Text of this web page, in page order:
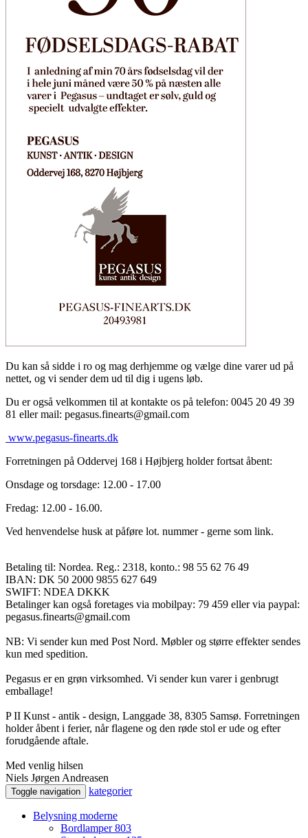
Du kan så sidde i ro og mag derhjemme og vælge dine varer ud på
nettet, og vi sender dem ud til dig i ugens løb.
Du er også velkommen til at kontakte os på telefon: 0045 20 49 39
81 eller mail: pegasus.finearts@gmail.com
www.pegasus-finearts.dk
Forretningen på Oddervej 168 i Højbjerg holder fortsat åbent:
Onsdage og torsdage: 12.00 - 17.00
Fredag: 12.00 - 16.00.
Ved henvendelse husk at påføre lot. nummer - gerne som link.
Betaling til: Nordea. Reg.: 2318, konto.: 98 55 62 76 49
IBAN: DK 50 2000 9855 627 649
SWIFT: NDEA DKKK
Betalinger kan også foretages via mobilpay: 79 459 eller via paypal:
pegasus.finearts@gmail.com
NB: Vi sender kun med Post Nord. Møbler og større effekter sendes
kun med spedition.
Pegasus er en grøn virksomhed. Vi sender kun varer i genbrugt
emballage!
P II Kunst - antik - design, Langgade 38, 8305 Samsø. Forretningen
holder åbent i ferier, når flagene og den røde stol er ude og efter
forudgående aftale.
Med venlig hilsen
Niels Jørgen Andreasen
Toggle navigation kategorier
Belysning moderne
Bordlamper803